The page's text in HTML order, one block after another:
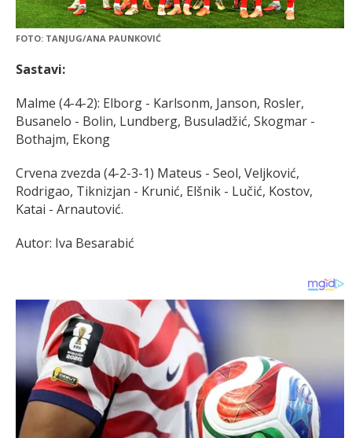
FOTO: TANJUG/ANA PAUNKOVIĆ
Sastavi:
Malme (4-4-2): Elborg - Karlsonm, Janson, Rosler,
Busanelo - Bolin, Lundberg, Busuladžić, Skogmar -
Bothajm, Ekong
Crvena zvezda (4-2-3-1) Mateus - Seol, Veljković,
Rodrigao, Tiknizjan - Krunić, Elšnik - Lučić, Kostov,
Katai - Arnautović.
Autor: Iva Besarabić